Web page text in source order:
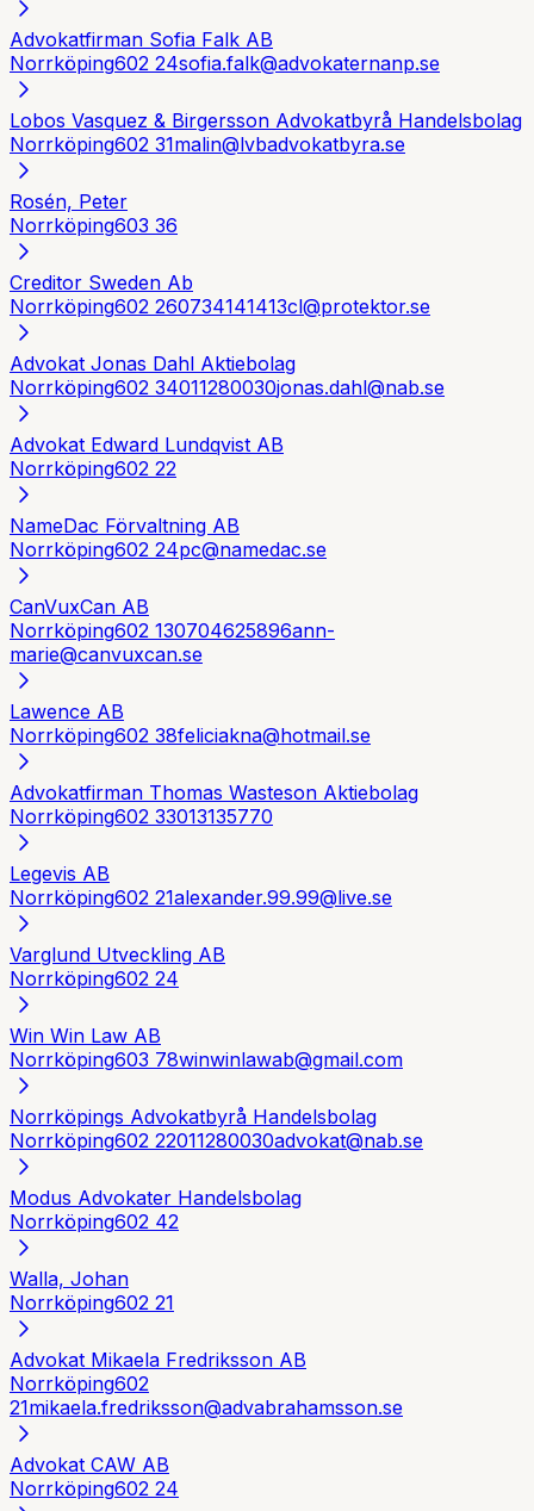
Advokatfirman Sofia Falk AB
Norrköping602 24sofia.falk@advokaternanp.se
Lobos Vasquez & Birgersson Advokatbyrå Handelsbolag
Norrköping602 31malin@lvbadvokatbyra.se
Rosén, Peter
Norrköping603 36
Creditor Sweden Ab
Norrköping602 260734141413cl@protektor.se
Advokat Jonas Dahl Aktiebolag
Norrköping602 34011280030jonas.dahl@nab.se
Advokat Edward Lundqvist AB
Norrköping602 22
NameDac Förvaltning AB
Norrköping602 24pc@namedac.se
CanVuxCan AB
Norrköping602 130704625896ann-
marie@canvuxcan.se
Lawence AB
Norrköping602 38feliciakna@hotmail.se
Advokatfirman Thomas Wasteson Aktiebolag
Norrköping602 33013135770
Legevis AB
Norrköping602 21alexander.99.99@live.se
Varglund Utveckling AB
Norrköping602 24
Win Win Law AB
Norrköping603 78winwinlawab@gmail.com
Norrköpings Advokatbyrå Handelsbolag
Norrköping602 22011280030advokat@nab.se
Modus Advokater Handelsbolag
Norrköping602 42
Walla, Johan
Norrköping602 21
Advokat Mikaela Fredriksson AB
Norrköping602
21mikaela.fredriksson@advabrahamsson.se
Advokat CAW AB
Norrköping602 24